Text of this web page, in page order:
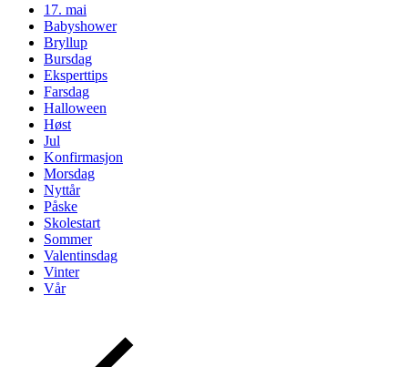
17. mai
Babyshower
Bryllup
Bursdag
Eksperttips
Farsdag
Halloween
Høst
Jul
Konfirmasjon
Morsdag
Nyttår
Påske
Skolestart
Sommer
Valentinsdag
Vinter
Vår